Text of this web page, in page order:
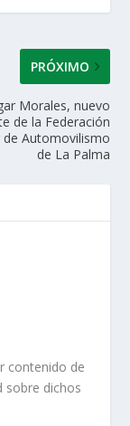
PRÓXIMO
Morales, nuevo
de la Federación
de Automovilismo
de La Palma
contenido de
sobre dichos